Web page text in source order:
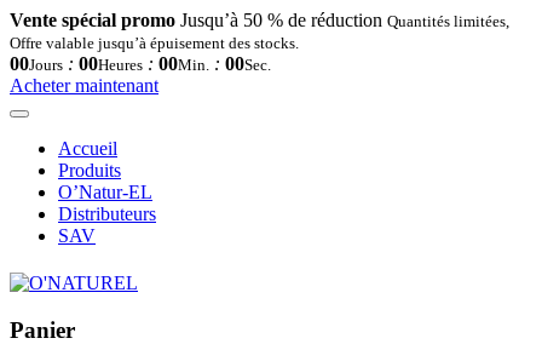
Vente spécial promo Jusqu’à 50 % de réduction Quantités limitées,
Offre valable jusqu’à épuisement des stocks.
00Jours : 00Heures : 00Min. : 00Sec.
Acheter maintenant
Accueil
Produits
O’Natur-EL
Distributeurs
SAV
Panier